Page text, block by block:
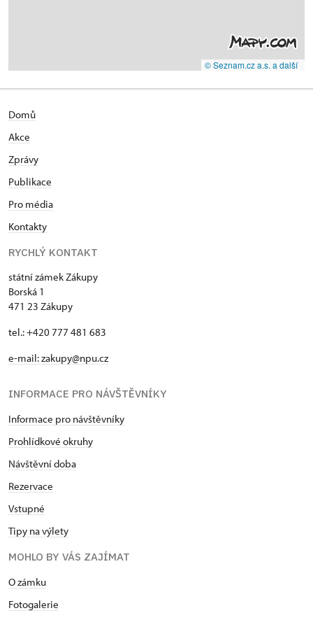
© Seznam.cz a.s. a další
Domů
Akce
Zprávy
Publikace
Pro média
Kontakty
RYCHLÝ KONTAKT
státní zámek Zákupy
Borská 1
471 23 Zákupy
tel.: +420 777 481 683
e-mail: zakupy@npu.cz
INFORMACE PRO NÁVŠTĚVNÍKY
Informace pro návštěvníky
Prohlídkové okruhy
Návštěvní doba
Rezervace
Vstupné
Tipy na výlety
MOHLO BY VÁS ZAJÍMAT
O zámku
Fotogalerie